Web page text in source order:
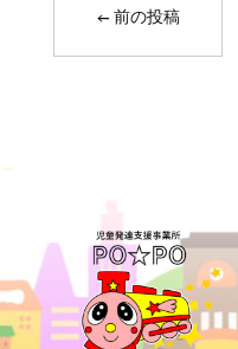
←前の投稿